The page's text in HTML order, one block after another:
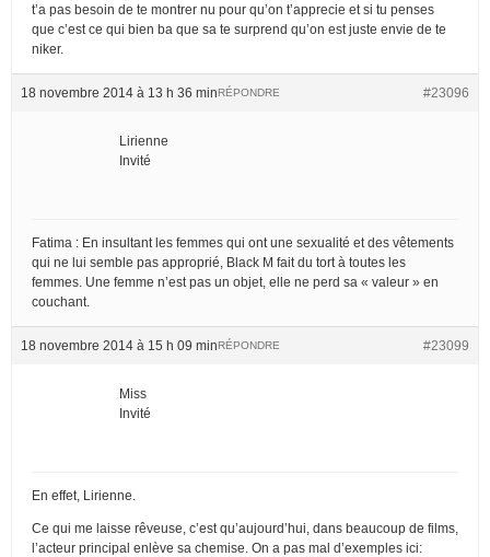
t’a pas besoin de te montrer nu pour qu’on t’apprecie et si tu penses
que c’est ce qui bien ba que sa te surprend qu’on est juste envie de te
niker.
18 novembre 2014 à 13 h 36 min #23096
RÉPONDRE
Lirienne
Invité
Fatima : En insultant les femmes qui ont une sexualité et des vêtements
qui ne lui semble pas approprié, Black M fait du tort à toutes les
femmes. Une femme n’est pas un objet, elle ne perd sa « valeur » en
couchant.
18 novembre 2014 à 15 h 09 min #23099
RÉPONDRE
Miss
Invité
En effet, Lirienne.
Ce qui me laisse rêveuse, c’est qu’aujourd’hui, dans beaucoup de films,
l’acteur principal enlève sa chemise. On a pas mal d’exemples ici: